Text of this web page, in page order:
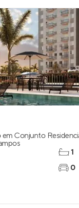
em Conjunto
1
0